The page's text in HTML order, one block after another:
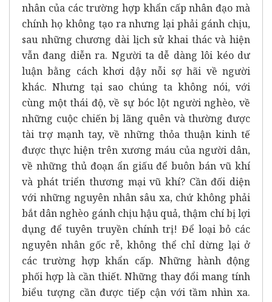
nhân của các trường hợp khẩn cấp nhân đạo mà
chính họ không tạo ra nhưng lại phải gánh chịu,
sau những chương dài lịch sử khai thác và hiện
vẫn đang diễn ra. Người ta dễ dàng lôi kéo dư
luận bằng cách khơi dậy nỗi sợ hãi về người
khác. Nhưng tại sao chúng ta không nói, với
cùng một thái độ, về sự bóc lột người nghèo, về
những cuộc chiến bị lãng quên và thường được
tài trợ mạnh tay, về những thỏa thuận kinh tế
được thực hiện trên xương máu của người dân,
về những thủ đoạn ẩn giấu để buôn bán vũ khí
và phát triển thương mại vũ khí? Cần đối diện
với những nguyên nhân sâu xa, chứ không phải
bắt dân nghèo gánh chịu hậu quả, thậm chí bị lợi
dụng để tuyên truyền chính trị! Để loại bỏ các
nguyên nhân gốc rễ, không thể chỉ dừng lại ở
các trường hợp khẩn cấp. Những hành động
phối hợp là cần thiết. Những thay đổi mang tính
biểu tượng cần được tiếp cận với tầm nhìn xa.